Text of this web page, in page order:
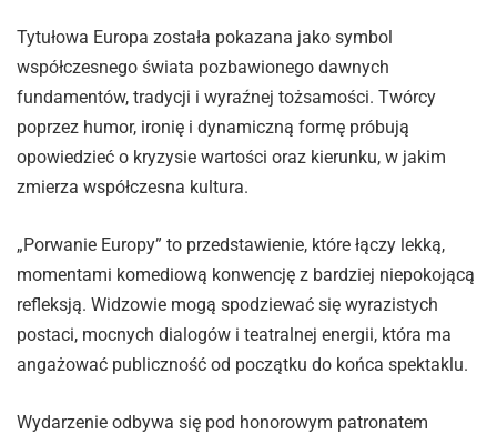
Tytułowa Europa została pokazana jako symbol
współczesnego świata pozbawionego dawnych
fundamentów, tradycji i wyraźnej tożsamości. Twórcy
poprzez humor, ironię i dynamiczną formę próbują
opowiedzieć o kryzysie wartości oraz kierunku, w jakim
zmierza współczesna kultura.
„Porwanie Europy” to przedstawienie, które łączy lekką,
momentami komediową konwencję z bardziej niepokojącą
refleksją. Widzowie mogą spodziewać się wyrazistych
postaci, mocnych dialogów i teatralnej energii, która ma
angażować publiczność od początku do końca spektaklu.
Wydarzenie odbywa się pod honorowym patronatem